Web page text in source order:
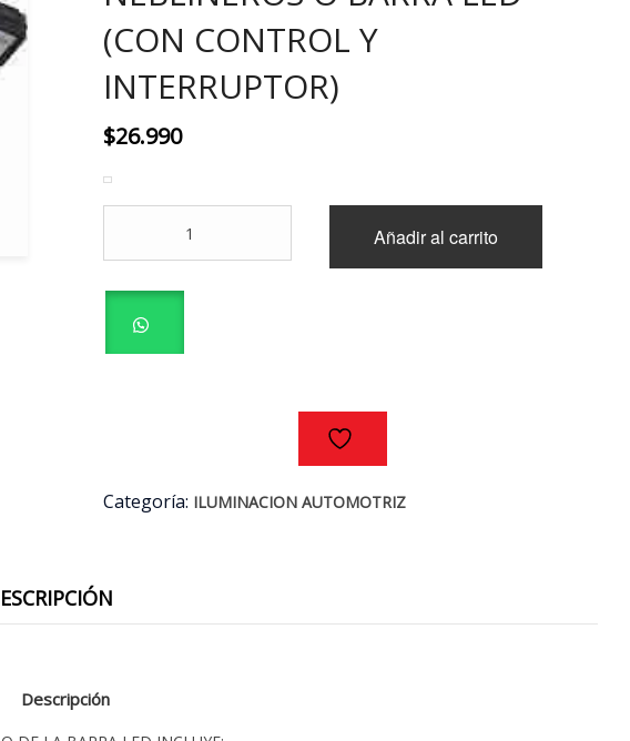
(CON CONTROL Y
INTERRUPTOR)
$26.990
INSTALACION
NEBLINEROS
BARRA
LED
Añadir al carrito
Categoría: ILUMINACION AUTOMOTRIZ
Descripción